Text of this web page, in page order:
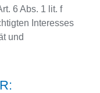
6 Abs. 1 lit. f
Interesses
und